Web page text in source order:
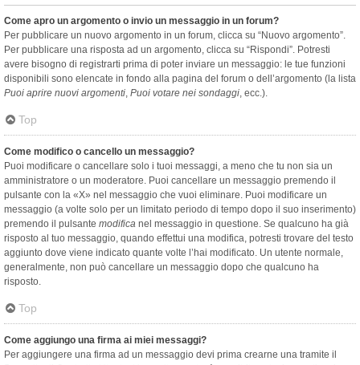
Come apro un argomento o invio un messaggio in un forum?
Per pubblicare un nuovo argomento in un forum, clicca su “Nuovo argomento”.
Per pubblicare una risposta ad un argomento, clicca su “Rispondi”. Potresti
avere bisogno di registrarti prima di poter inviare un messaggio: le tue funzioni
disponibili sono elencate in fondo alla pagina del forum o dell’argomento (la lista
Puoi aprire nuovi argomenti, Puoi votare nei sondaggi, ecc.).
Top
Come modifico o cancello un messaggio?
Puoi modificare o cancellare solo i tuoi messaggi, a meno che tu non sia un
amministratore o un moderatore. Puoi cancellare un messaggio premendo il
pulsante con la «X» nel messaggio che vuoi eliminare. Puoi modificare un
messaggio (a volte solo per un limitato periodo di tempo dopo il suo inserimento)
premendo il pulsante modifica nel messaggio in questione. Se qualcuno ha già
risposto al tuo messaggio, quando effettui una modifica, potresti trovare del testo
aggiunto dove viene indicato quante volte l’hai modificato. Un utente normale,
generalmente, non può cancellare un messaggio dopo che qualcuno ha
risposto.
Top
Come aggiungo una firma ai miei messaggi?
Per aggiungere una firma ad un messaggio devi prima crearne una tramite il